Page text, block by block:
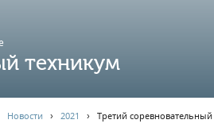
техникум
Новости › 2021 › Третий